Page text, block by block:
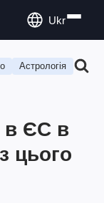
Ukr
Астрологія
в ЄС в
цього